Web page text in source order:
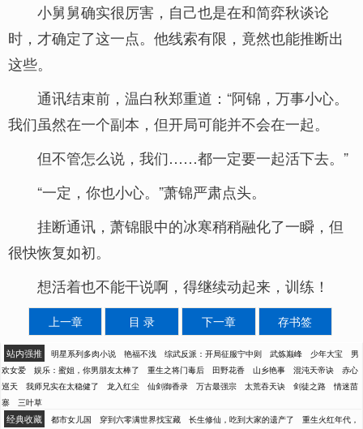
小舅舅确实很厉害，自己也是在和简弈秋谈论
时，才确定了这一点。他线索有限，竟然也能推断出
这些。
通讯结束前，温白秋郑重道：“阿锦，万事小心。
我们虽然在一个副本，但开局可能并不会在一起。
但不管怎么说，我们……都一定要一起活下去。”
“一定，你也小心。”萧锦严肃点头。
挂断通讯，萧锦眼中的冰寒稍稍融化了一瞬，但
很快恢复如初。
想活着也不能干说啊，得继续动起来，训练！
上一章 目 录 下一章 存书签
站内强推 明星系列多肉小说 艳福不浅 综武反派：开局征服宁中则 武炼巅峰 少年大宝
男
欢女爱
娱乐：蜜姐，你男朋友太棒了 重生之将门毒后 田野花香 山乡艳事 混沌天帝诀
赤心
巡天
我师兄实在太稳健了 龙入红尘 仙剑御香录 万古最强宗 太荒吞天诀 剑徒之路
情迷苗
寨
三叶草
经典收藏 都市女儿国 穿到六零满世界找宝藏 长生修仙，吃到大家的遗产了
重生火红年代，